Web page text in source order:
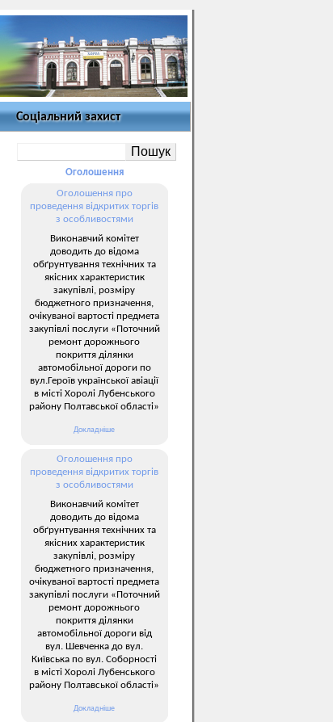
Соціальний захист
Оголошення
Оголошення про
проведення відкритих торгів
з особливостями
Виконавчий комітет
доводить до відома
обґрунтування технічних та
якісних характеристик
закупівлі, розміру
бюджетного призначення,
очікуваної вартості предмета
закупівлі послуги «Поточний
ремонт дорожнього
покриття ділянки
автомобільної дороги по
вул.Героїв української авіації
в місті Хоролі Лубенського
району Полтавської області»
Докладніше
Оголошення про
проведення відкритих торгів
з особливостями
Виконавчий комітет
доводить до відома
обґрунтування технічних та
якісних характеристик
закупівлі, розміру
бюджетного призначення,
очікуваної вартості предмета
закупівлі послуги «Поточний
ремонт дорожнього
покриття ділянки
автомобільної дороги від
вул. Шевченка до вул.
Київська по вул. Соборності
в місті Хоролі Лубенського
району Полтавської області»
Докладніше